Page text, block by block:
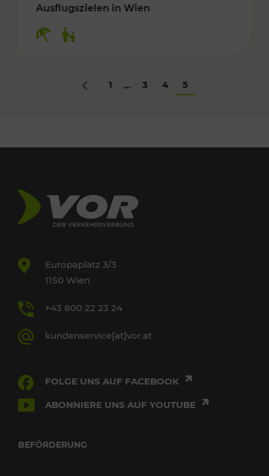
Ausflugszielen in Wien
Zurück
1 ... 3 4 5
Europaplatz 3/3
1150 Wien
+43 800 22 23 24
kundenservice[at]vor.at
FOLGE UNS AUF FACEBOOK
ABONNIERE UNS AUF YOUTUBE
BEFÖRDERUNG